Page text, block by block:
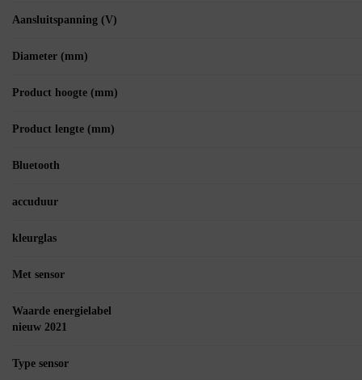
Aansluitspanning (V)
Diameter (mm)
Product hoogte (mm)
Product lengte (mm)
Bluetooth
accuduur
kleurglas
Met sensor
Waarde energielabel
nieuw 2021
Type sensor